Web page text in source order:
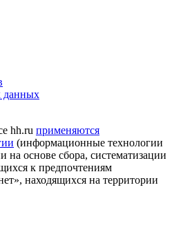
данных
hh.ru применяются
(информационные технологии
на основе сбора, систематизации
к предпочтениям
находящихся на территории